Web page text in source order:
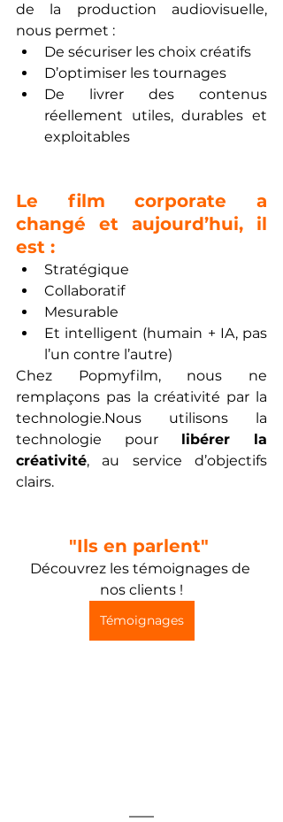
de la production audiovisuelle,
nous permet :
De sécuriser les choix créatifs
D’optimiser les tournages
De livrer des contenus
réellement utiles, durables et
exploitables
Le film corporate a
changé et aujourd’hui, il
est :
Stratégique
Collaboratif
Mesurable
Et intelligent (humain + IA, pas
l’un contre l’autre)
Chez Popmyfilm, nous ne
remplaçons pas la créativité par la
technologie.Nous utilisons la
technologie pour libérer la
créativité, au service d’objectifs
clairs.
"Ils en parlent"
Découvrez les témoignages de
nos clients !
Témoignages